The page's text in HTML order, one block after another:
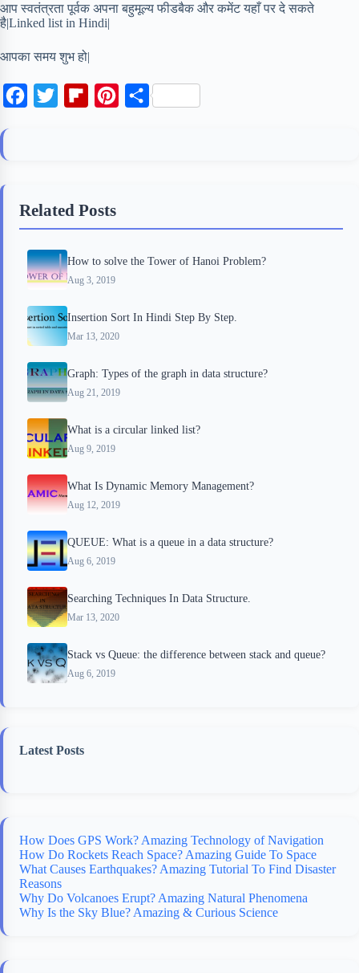
आप स्वतंत्रता पूर्वक अपना बहुमूल्य फीडबैक और कमेंट यहाँ पर दे सकते
है|Linked list in Hindi|
आपका समय शुभ हो|
o
k
e
o
r
d
s
S
Related Posts
How to solve the Tower of Hanoi Problem?
Aug 3, 2019
Insertion Sort In Hindi Step By Step.
Mar 13, 2020
Graph: Types of the graph in data structure?
Aug 21, 2019
What is a circular linked list?
Aug 9, 2019
What Is Dynamic Memory Management?
Aug 12, 2019
QUEUE: What is a queue in a data structure?
Aug 6, 2019
Searching Techniques In Data Structure.
Mar 13, 2020
Stack vs Queue: the difference between stack and queue?
Aug 6, 2019
Latest Posts
How Does GPS Work? Amazing Technology of Navigation
How Do Rockets Reach Space? Amazing Guide To Space
What Causes Earthquakes? Amazing Tutorial To Find Disaster
Reasons
Why Do Volcanoes Erupt? Amazing Natural Phenomena
Why Is the Sky Blue? Amazing & Curious Science